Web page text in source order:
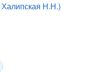
Н.Н.)